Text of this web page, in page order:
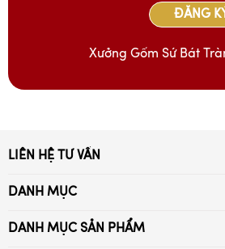
ĐĂNG
Xưởng Gốm Sứ Bát
DANH MỤC SẢN PHẨM
DANH MỤC
LIÊN HỆ TƯ VẤN
0869.294.028 - 032.976.4052